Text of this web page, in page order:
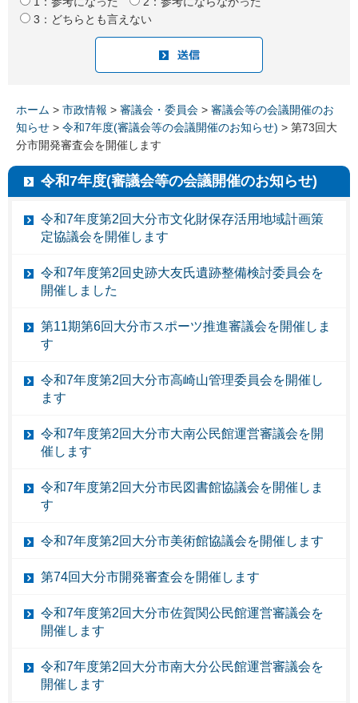
3：どちらとも言えない
ホーム > 市政情報 > 審議会・委員会 > 審議会等の会議開催のお
知らせ > 令和7年度(審議会等の会議開催のお知らせ) > 第73回大
分市開発審査会を開催します
令和7年度(審議会等の会議開催のお知らせ)
令和7年度第2回大分市文化財保存活用地域計画策
定協議会を開催します
令和7年度第2回史跡大友氏遺跡整備検討委員会を
開催しました
第11期第6回大分市スポーツ推進審議会を開催しま
す
令和7年度第2回大分市高崎山管理委員会を開催し
ます
令和7年度第2回大分市大南公民館運営審議会を開
催します
令和7年度第2回大分市民図書館協議会を開催しま
す
令和7年度第2回大分市美術館協議会を開催します
第74回大分市開発審査会を開催します
令和7年度第2回大分市佐賀関公民館運営審議会を
開催します
令和7年度第2回大分市南大分公民館運営審議会を
開催します